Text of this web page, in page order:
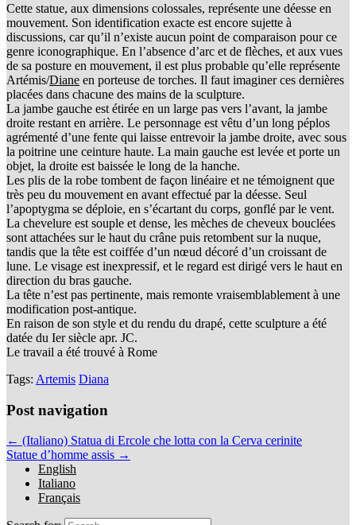
Cette statue, aux dimensions colossales, représente une déesse en
mouvement. Son identification exacte est encore sujette à
discussions, car qu’il n’existe aucun point de comparaison pour ce
genre iconographique. En l’absence d’arc et de flèches, et aux vues
de sa posture en mouvement, il est plus probable qu’elle représente
Artémis/Diane en porteuse de torches. Il faut imaginer ces dernières
placées dans chacune des mains de la sculpture.
La jambe gauche est étirée en un large pas vers l’avant, la jambe
droite restant en arrière. Le personnage est vêtu d’un long péplos
agrémenté d’une fente qui laisse entrevoir la jambe droite, avec sous
la poitrine une ceinture haute. La main gauche est levée et porte un
objet, la droite est baissée le long de la hanche.
Les plis de la robe tombent de façon linéaire et ne témoignent que
très peu du mouvement en avant effectué par la déesse. Seul
l’apoptygma se déploie, en s’écartant du corps, gonflé par le vent.
La chevelure est souple et dense, les mèches de cheveux bouclées
sont attachées sur le haut du crâne puis retombent sur la nuque,
tandis que la tête est coiffée d’un nœud décoré d’un croissant de
lune. Le visage est inexpressif, et le regard est dirigé vers le haut en
direction du bras gauche.
La tête n’est pas pertinente, mais remonte vraisemblablement à une
modification post-antique.
En raison de son style et du rendu du drapé, cette sculpture a été
datée du Ier siècle apr. JC.
Le travail a été trouvé à Rome
Tags: Artemis Diana
Post navigation
← (Italiano) Statua di Ercole che lotta con la Cerva cerinite
Statue d’homme assis →
English
Italiano
Français